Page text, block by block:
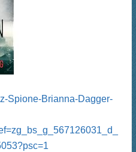
Spione-Brianna-Dagger-